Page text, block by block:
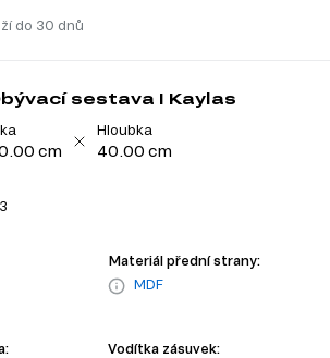
do 30 dnů
sestava I Kaylas
cm
Hloubka
40.00 cm
3
Materiál přední strany:
MDF
Vodítka zásuvek: